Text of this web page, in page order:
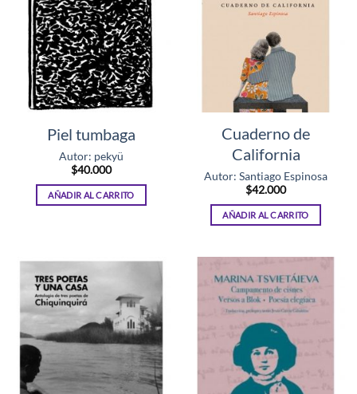
Piel tumbaga
Autor: pekyü
$40.000
AÑADIR AL CARRITO
Cuaderno de
California
Autor: Santiago Espinosa
$42.000
AÑADIR AL CARRITO